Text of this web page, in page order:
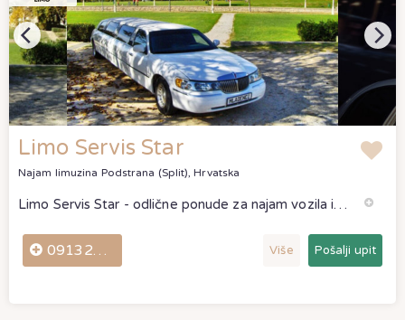
Limo Servis Star
Najam limuzina Podstrana (Split), Hrvatska
Limo Servis Star - odlične ponude za najam vozila i limuzina Podstrana - Split. Limo Servis Star - rent a car & limo za vjenčanje i ostale prigode - profesionalne usluge uz pristupačne cijene.
0913205555 Više Pošalji upit